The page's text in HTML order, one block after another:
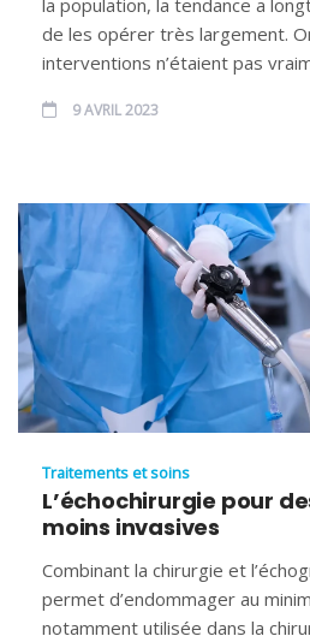
la population, la tendance a
de les opérer très largement.
interventions n’étaient pas
9 AVRIL 2023
Traitements et soins
L’échochirurgie pour
moins invasives
Combinant la chirurgie et
permet d’endommager au
notamment utilisée dans la